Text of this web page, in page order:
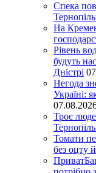
Спека
На
Рівень
будуть
Дністрі
Негода
Україні:
Троє
Томати
без оцту